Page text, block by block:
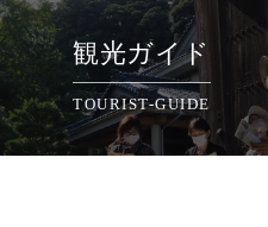
観光ガイド
TOURIST-GUIDE